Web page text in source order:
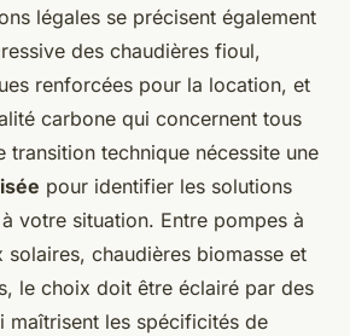
légales se précisent également
des chaudières fioul,
renforcées pour la location, et
carbone qui concernent tous
transition technique nécessite une
pour identifier les solutions
votre situation. Entre pompes à
solaires, chaudières biomasse et
le choix doit être éclairé par des
maîtrisent les spécificités de